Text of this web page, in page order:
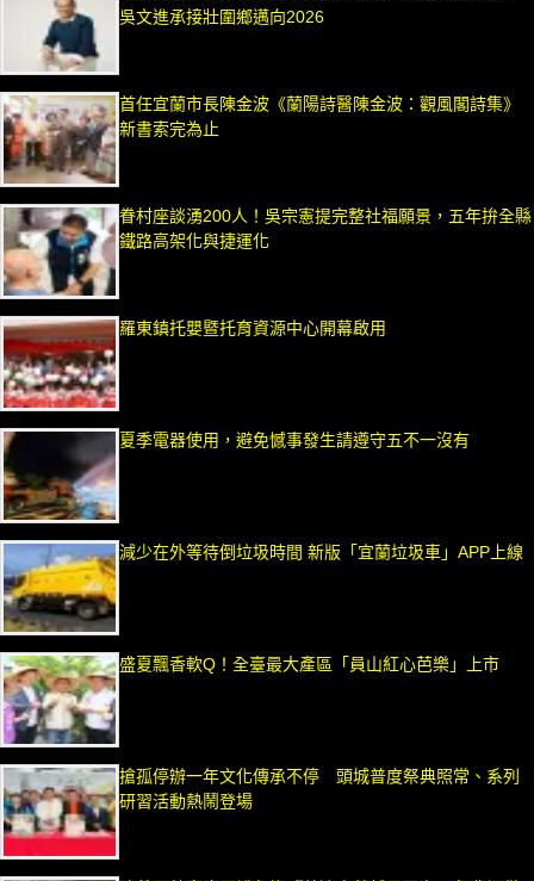
吳文進承接壯圍鄉邁向2026
首任宜蘭市長陳金波《蘭陽詩醫陳金波：觀風閣詩集》
新書索完為止
眷村座談湧200人！吳宗憲提完整社福願景，五年拚全縣
鐵路高架化與捷運化
羅東鎮托嬰暨托育資源中心開幕啟用
夏季電器使用，避免憾事發生請遵守五不一沒有
減少在外等待倒垃圾時間 新版「宜蘭垃圾車」APP上線
盛夏飄香軟Q！全臺最大產區「員山紅心芭樂」上市
搶孤停辦一年文化傳承不停 頭城普度祭典照常、系列
研習活動熱鬧登場